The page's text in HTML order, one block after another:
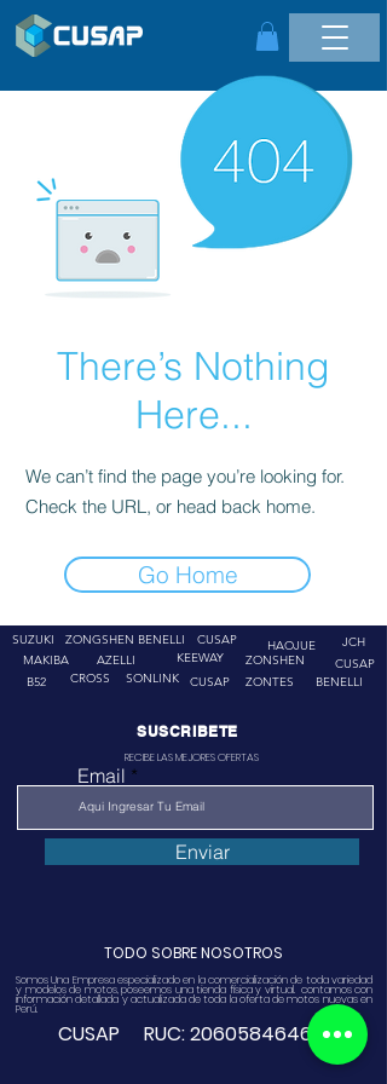
There’s Nothing
Here...
We can’t find the page you’re looking for.
Check the URL, or head back home.
Go Home
SUZUKI
ZONGSHEN
MAKIBA
AZELLI
BENELLI
CUSAP
KEEWAY
B52
CROSS SONLINK CUSAP
HAOJUE
JCH
ZONSHEN
ZONTES
CUSAP
BENELLI
SUSCRIBETE
RECIBE LAS MEJORES OFERTAS
Email
Enviar
TODO SOBRE NOSOTROS
Somos Una Empresa especializado en la comercialización de toda variedad
y modelos de motos, poseemos una tienda física y virtual. contamos con
información detallada y actualizada de toda la oferta de motos nuevas en
Perú.
CUSAP RUC:20605846468